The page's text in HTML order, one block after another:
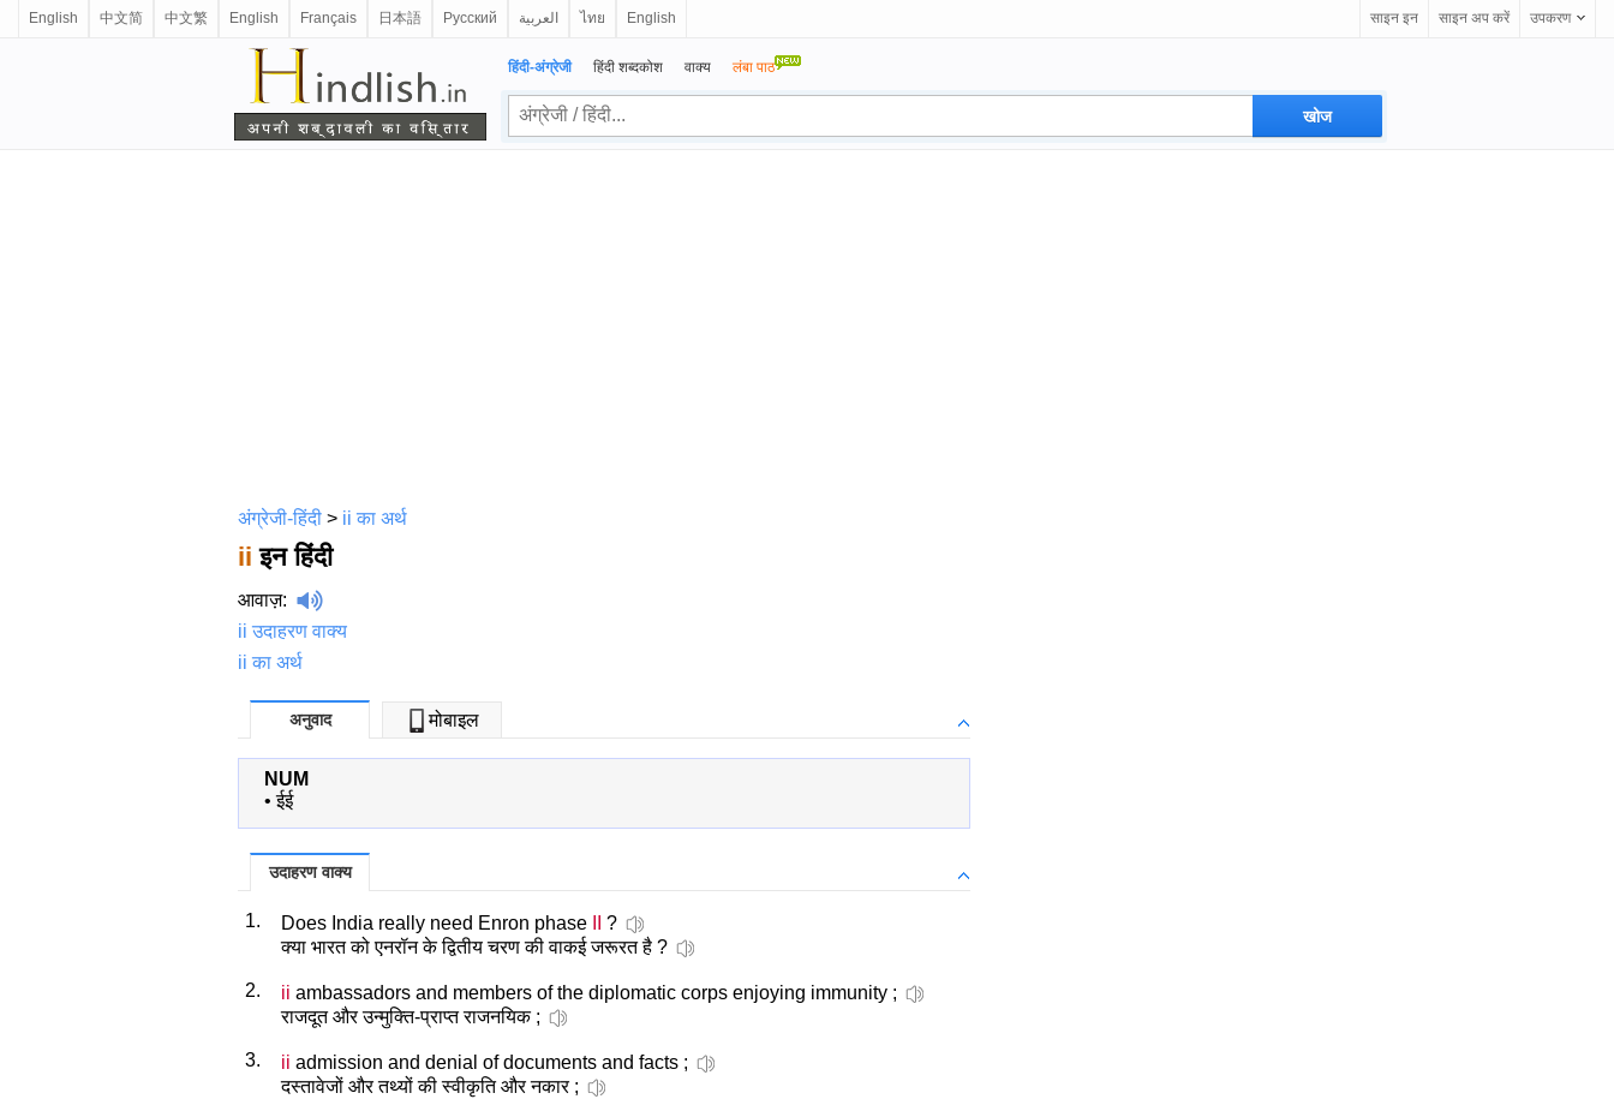
English 中文简 中文繁 English Français 日本語 Русский العربية ไทย English साइन इन साइन अप करें उपकरण
हिंदी-अंग्रेजी हिंदी शब्दकोश वाक्य लंबा पाठ
अंग्रेजी-हिंदी > ii का अर्थ
ii इन हिंदी
आवाज़:
ii उदाहरण वाक्य
ii का अर्थ
अनुवाद मोबाइल
NUM
•ईई
उदाहरण वाक्य
1. Does India really need Enron phase
?
क्या भारत को एनरॉन के द्वितीय चरण की वाकई जरूरत है ?
2. ii ambassadors and members of the diplomatic corps enjoying immunity ;
राजदूत और उन्मुक्ति-प्राप्त राजनयिक ;
3. ii admission and denial of documents and facts ;
दस्तावेजों और तथ्यों की स्वीकृति और नकार ;